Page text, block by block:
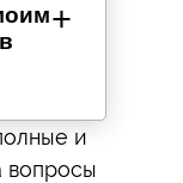
и
вопросы